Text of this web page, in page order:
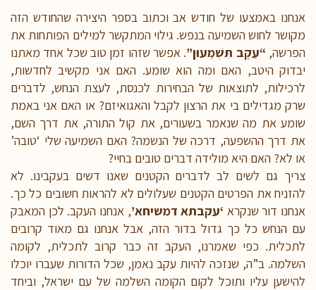
אנחנו באמצעו של חודש אב וכתוב בספר היצירה שהחודש הזה
מקושר לחוש השמיעה בנפש. גילוי המתקשר למילים הפותחות את
הפרשה, “עֵקֶב תִּשְׁמְעוּן”. אפשר שזהו זמן טוב שכל אחד מאתנו
יבדוק היטב, האם ומה הוא שומע. האם אני מקשיב לחדשות,
לרכילות, לתוצאות של הבחירות לכנסת, לעצת הנחש, לדברים
שרק מגדילים בי את הרצון לקבל והאגואיזם? או האם אני באמת
שומע את מה שנאמר בשעורים, את קול התורה, את דרך השם,
את דרך ההשפעה, דרכה של הנשמה? האם השמיעה שלי ‘טובה’
או לא? האם היא מולידה דברים טובים בחיי?
צריך גם לשים לב לדברים הקטנים שאנו דשים בעקבינו. לא
להזניח את הפרטים הקטנים שעלולים לא להראות חשובים כל כך.
אנחנו דור שנקרא ‘עקבתא דמשיחא’, אנחנו העקב. לכן המאבק
עם הנחש כל כך גדול בדור הזה, אבל אנחנו גם מאוד קרובים
לתכלית. כפי שאמרנו, העקב זה כבר קרוב לתכלית, לקומה
השלמה. ב”ה, שנזכה להיות עקב נאמן, שכל הדורות שעברו יוכלו
להישען עליו ותוכל לקום הקומה השלמה של עם ישראל, וביחד